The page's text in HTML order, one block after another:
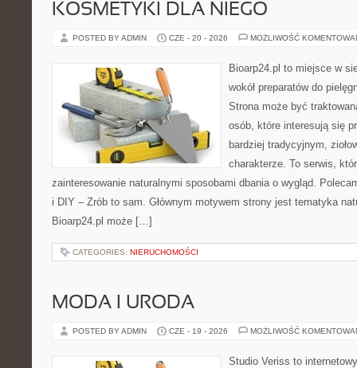
KOSMETYKI DLA NIEGO
POSTED BY ADMIN CZE - 20 - 2026 MOŻLIWOŚĆ
Bioarp24.pl to miejsce w
wokół preparatów do
Strona może być
osób, które interesują się
bardziej tradycyjnym,
charakterze. To serwis,
zainteresowanie naturalnymi sposobami dbania o wygląd.
i DIY – Zrób to sam. Głównym motywem strony jest tematyka
Bioarp24.pl może […]
CATEGORIES: NIERUCHOMOŚCI
MODA I URODA
POSTED BY ADMIN CZE - 19 - 2026 MOŻLIWOŚĆ
Studio Veriss to